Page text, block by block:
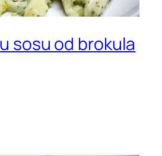
sosu od brokula